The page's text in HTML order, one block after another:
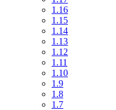
1.16
1.15
1.14
1.13
1.12
1.11
1.10
1.9
1.8
1.7